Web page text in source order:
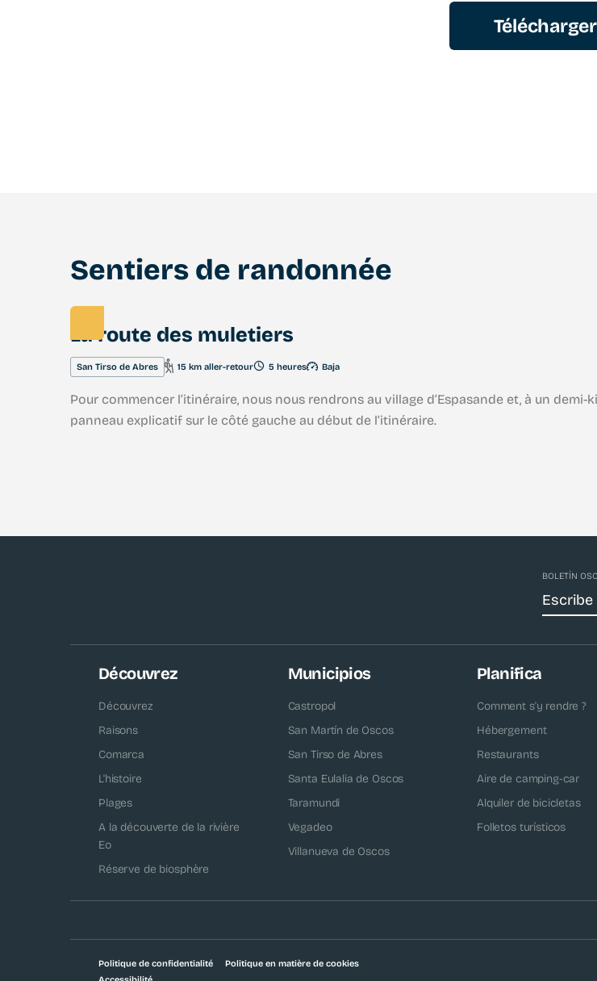
Sentiers de randonnée
La route des muletiers
San Tirso de Abres 15 km aller-retour 5 heures Baja
Pour commencer l’itinéraire, nous nous rendrons au village d’Espasande et, à un
panneau explicatif sur le côté gauche au début de l’itinéraire.
BOLETÍN
Découvrez
Découvrez
Raisons
Comarca
L'histoire
Plages
A la découverte de la rivière
Eo
Réserve de biosphère
Municipios
Castropol
San Martín de Oscos
San Tirso de Abres
Santa Eulalia de Oscos
Taramundi
Vegadeo
Villanueva de Oscos
Planifica
Comment s'y rendre ?
Hébergement
Restaurants
Aire de camping-car
Alquiler de bicicletas
Folletos turísticos
Politique de confidentialité
Politique en matière de cookies